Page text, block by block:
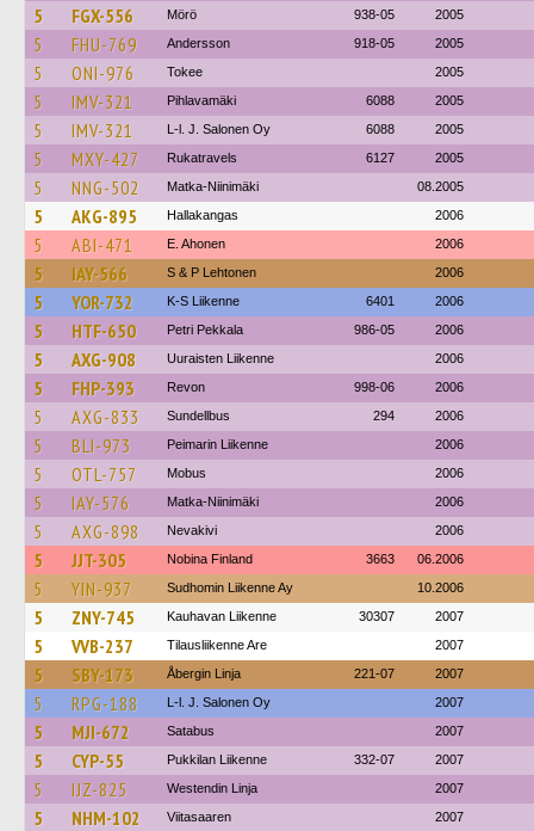
5 FGX-556 Mörö 938-05 2005
5 FHU-769 Andersson 918-05 2005
5 ONI-976 Tokee 2005
5 IMV-321 Pihlavamäki 6088 2005
5 IMV-321 L-l. J. Salonen Oy 6088 2005
5 MXY-427 Rukatravels 6127 2005
5 NNG-502 Matka-Niinimäki 08.2005
5 AKG-895 Hallakangas 2006
5 ABI-471 E. Ahonen 2006
5 IAY-566 S & P Lehtonen 2006
5 YOR-732 K-S Liikenne 6401 2006
5 HTF-650 Petri Pekkala 986-05 2006
5 AXG-908 Uuraisten Liikenne 2006
5 FHP-393 Revon 998-06 2006
5 AXG-833 Sundellbus 294 2006
5 BLI-973 Peimarin Liikenne 2006
5 OTL-757 Mobus 2006
5 IAY-576 Matka-Niinimäki 2006
5 AXG-898 Nevakivi 2006
5 JJT-305 Nobina Finland 3663 06.2006
5 YIN-937 Sudhomin Liikenne Ay 10.2006
5 ZNY-745 Kauhavan Liikenne 30307 2007
5 VVB-237 Tilausliikenne Are 2007
5 SBY-173 Åbergin Linja 221-07 2007
5 RPG-188 L-l. J. Salonen Oy 2007
5 MJI-672 Satabus 2007
5 CYP-55 Pukkilan Liikenne 332-07 2007
5 IJZ-825 Westendin Linja 2007
5 NHM-102 Viitasaaren 2007